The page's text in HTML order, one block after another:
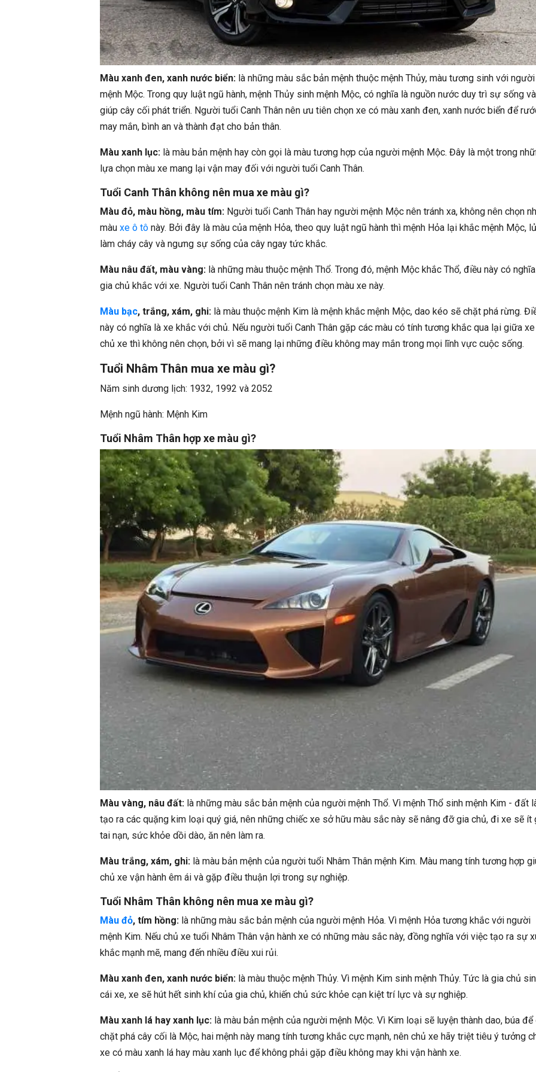
Màu xanh đen, xanh nước biển: là những màu sắc bản mệnh thuộc mệnh Thủy, màu tương sinh với người
mệnh Mộc. Trong quy luật ngũ hành, mệnh Thủy sinh mệnh Mộc, có nghĩa là nguồn nước duy trì sự sống và
giúp cây cối phát triển. Người tuổi Canh Thân nên ưu tiên chọn xe có màu xanh đen, xanh nước biển để
may mắn, bình an và thành đạt cho bản thân.
Màu xanh lục: là màu bản mệnh hay còn gọi là màu tương hợp của người mệnh Mộc. Đây là một trong
lựa chọn màu xe mang lại vận may đối với người tuổi Canh Thân.
Tuổi Canh Thân không nên mua xe màu gì?
Màu đỏ, màu hồng, màu tím: Người tuổi Canh Thân hay người mệnh Mộc nên tránh xa, không nên chọn
màu xe ô tô này. Bởi đây là màu của mệnh Hỏa, theo quy luật ngũ hành thì mệnh Hỏa lại khắc mệnh Mộc,
làm cháy cây và ngưng sự sống của cây ngay tức khắc.
Màu nâu đất, màu vàng: là những màu thuộc mệnh Thổ. Trong đó, mệnh Mộc khắc Thổ, điều này có
gia chủ khắc với xe. Người tuổi Canh Thân nên tránh chọn màu xe này.
Màu bạc, trắng, xám, ghi: là màu thuộc mệnh Kim là mệnh khắc mệnh Mộc, dao kéo sẽ chặt phá rừng.
này có nghĩa là xe khắc với chủ. Nếu người tuổi Canh Thân gặp các màu có tính tương khắc qua lại giữa
chủ xe thì không nên chọn, bởi vì sẽ mang lại những điều không may mắn trong mọi lĩnh vực cuộc sống.
Tuổi Nhâm Thân mua xe màu gì?
Năm sinh dương lịch: 1932, 1992 và 2052
Mệnh ngũ hành: Mệnh Kim
Tuổi Nhâm Thân hợp xe màu gì?
Màu vàng, nâu đất: là những màu sắc bản mệnh của người mệnh Thổ. Vì mệnh Thổ sinh mệnh Kim - đất
tạo ra các quặng kim loại quý giá, nên những chiếc xe sở hữu màu sắc này sẽ nâng đỡ gia chủ, đi xe sẽ ít
tai nạn, sức khỏe dồi dào, ăn nên làm ra.
Màu trắng, xám, ghi: là màu bản mệnh của người tuổi Nhâm Thân mệnh Kim. Màu mang tính tương hợp
chủ xe vận hành êm ái và gặp điều thuận lợi trong sự nghiệp.
Tuổi Nhâm Thân không nên mua xe màu gì?
Màu đỏ, tím hồng: là những màu sắc bản mệnh của người mệnh Hỏa. Vì mệnh Hỏa tương khắc với người
mệnh Kim. Nếu chủ xe tuổi Nhâm Thân vận hành xe có những màu sắc này, đồng nghĩa với việc tạo ra sự
khắc mạnh mẽ, mang đến nhiều điều xui rủi.
Màu xanh đen, xanh nước biển: là màu thuộc mệnh Thủy. Vì mệnh Kim sinh mệnh Thủy. Tức là gia chủ
cái xe, xe sẽ hút hết sinh khí của gia chủ, khiến chủ sức khỏe cạn kiệt trí lực và sự nghiệp.
Màu xanh lá hay xanh lục: là màu bản mệnh của người mệnh Mộc. Vì Kim loại sẽ luyện thành dao, búa để
chặt phá cây cối là Mộc, hai mệnh này mang tính tương khắc cực mạnh, nên chủ xe hãy triệt tiêu ý tưởng
xe có màu xanh lá hay màu xanh lục để không phải gặp điều không may khi vận hành xe.